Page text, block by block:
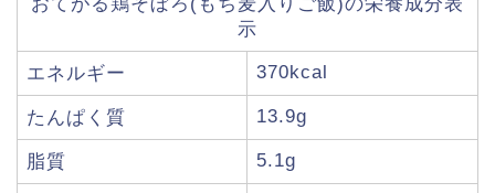
示
エネルギー 370kcal
たんぱく質 13.9g
脂質 5.1g